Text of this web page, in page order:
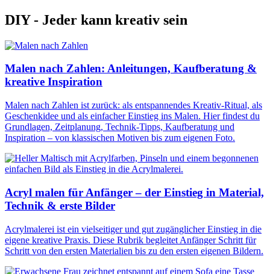
DIY - Jeder kann kreativ sein
Malen nach Zahlen: Anleitungen, Kaufberatung &
kreative Inspiration
Malen nach Zahlen ist zurück: als entspannendes Kreativ-Ritual, als
Geschenkidee und als einfacher Einstieg ins Malen. Hier findest du
Grundlagen, Zeitplanung, Technik-Tipps, Kaufberatung und
Inspiration – von klassischen Motiven bis zum eigenen Foto.
Acryl malen für Anfänger – der Einstieg in Material,
Technik & erste Bilder
Acrylmalerei ist ein vielseitiger und gut zugänglicher Einstieg in die
eigene kreative Praxis. Diese Rubrik begleitet Anfänger Schritt für
Schritt von den ersten Materialien bis zu den ersten eigenen Bildern.